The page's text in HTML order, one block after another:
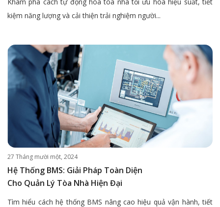
kiệm năng lượng và cải thiện trải nghiệm người...
27 Tháng mười một, 2024
Hệ Thống BMS: Giải Pháp Toàn Diện
Cho Quản Lý Tòa Nhà Hiện Đại
Tìm hiểu cách hệ thống BMS nâng cao hiệu quả vận hành, tiết